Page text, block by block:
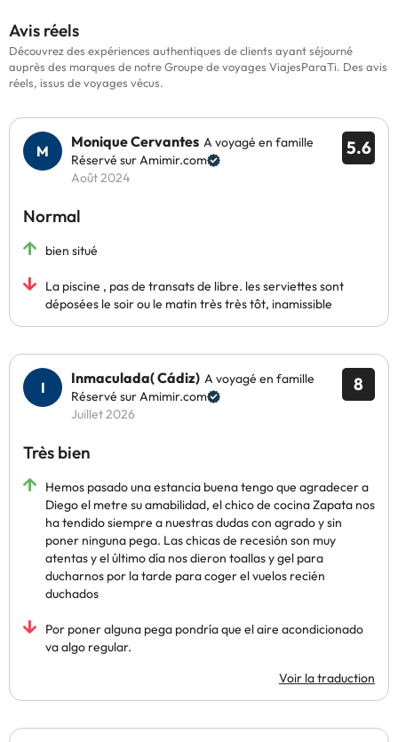
Avis réels
Découvrez des expériences authentiques de clients ayant séjourné
auprès des marques de notre Groupe de voyages ViajesParaTi. Des avis
réels, issus de voyages vécus.
5.6
Monique Cervantes A voyagé en famille
Réservé sur Amimir.com
Août 2024
Normal
bien situé
La piscine , pas de transats de libre. les serviettes sont
déposées le soir ou le matin très très tôt, inamissible
8
Inmaculada( Cádiz) A voyagé en famille
Réservé sur Amimir.com
Juillet 2026
Très bien
Hemos pasado una estancia buena tengo que agradecer a
Diego el metre su amabilidad, el chico de cocina Zapata nos
ha tendido siempre a nuestras dudas con agrado y sin
poner ninguna pega. Las chicas de recesión son muy
atentas y el último día nos dieron toallas y gel para
ducharnos por la tarde para coger el vuelos recién
duchados
Por poner alguna pega pondría que el aire acondicionado
va algo regular.
Voir la traduction